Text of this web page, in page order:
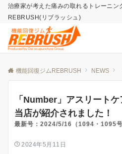
治療家が考えた痛みの取れる​トレーニン
REBRUSH(リブラッシュ)
機能回復ジムREBRUSH NEWS
「Number」アスリート
当店が紹介されました！
最新号：2024/5/16（1094・1095
2024年5月11日